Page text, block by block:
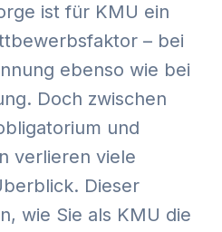
ist für KMU ein
– bei
ebenso wie bei
Doch zwischen
und
verlieren viele
Dieser
wie Sie als KMU die